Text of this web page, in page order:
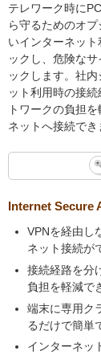
テレワーク時に
ら守るためのオ
いインターネッ
ックし、危険な
ックします。社
ット利用時の接
トワークの負担
ネットへ接続でき
Internet Secure
VPNを経由し
ネット接続が
接続経路を分
負担を軽減で
端末に専用ク
るだけで簡単
インターネッ